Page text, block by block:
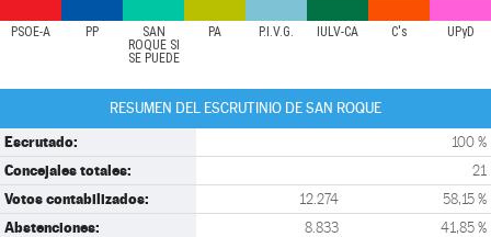
PSOE-A PP
SAN
ROQUE SI
SE PUEDE
PA P.I.V.G. IULV-CA C's UPyD
RESUMEN DEL ESCRUTINIO DE SAN ROQUE
Escrutado: 100 %
Concejales totales: 21
Votos contabilizados: 12.274 58,15 %
Abstenciones: 8.833 41,85 %